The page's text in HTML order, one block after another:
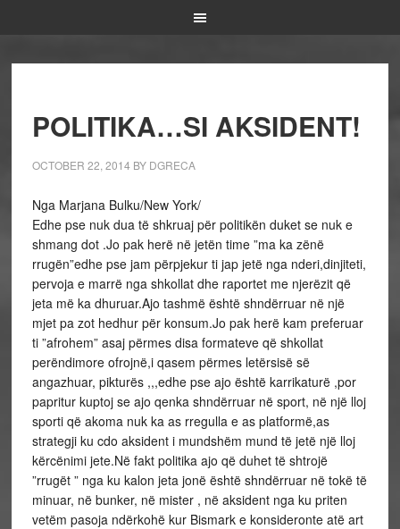
POLITIKA…SI AKSIDENT!
OCTOBER 22, 2014 BY DGRECA
Nga Marjana Bulku/New York/
Edhe pse nuk dua të shkruaj për politikën duket se nuk e
shmang dot .Jo pak herë në jetën time ”ma ka zënë
rrugën”edhe pse jam përpjekur ti jap jetë nga nderi,dinjiteti,
pervoja e marrë nga shkollat dhe raportet me njerëzit që
jeta më ka dhuruar.Ajo tashmë është shndërruar në një
mjet pa zot hedhur për konsum.Jo pak herë kam preferuar
ti ”afrohem” asaj përmes disa formateve që shkollat
perëndimore ofrojnë,i qasem përmes letërsisë së
angazhuar, pikturës ,,,edhe pse ajo është karrikaturë ,por
papritur kuptoj se ajo qenka shndërruar në sport, në një lloj
sporti që akoma nuk ka as rregulla e as platformë,as
strategji ku cdo aksident i mundshëm mund të jetë një lloj
kërcënimi jete.Në fakt politika ajo që duhet të shtrojë
”rrugët ” nga ku kalon jeta jonë është shndërruar në tokë të
minuar, në bunker, në mister , në aksident nga ku priten
vetëm pasoja ndërkohë kur Bismark e konsideronte atë art